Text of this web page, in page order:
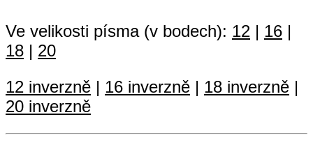
Ve velikosti písma (v bodech): 12 | 16 |
18 | 20
12 inverzně | 16 inverzně | 18 inverzně |
20 inverzně